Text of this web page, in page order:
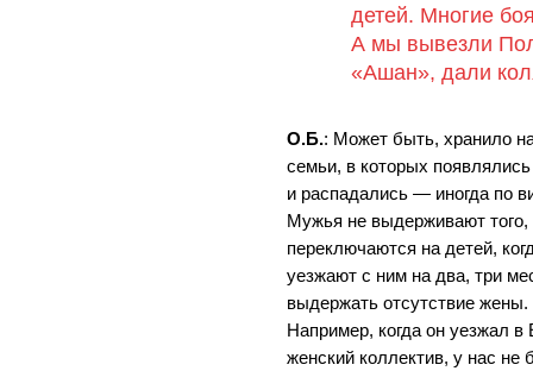
детей. Многие
А мы вывезли
«Ашан», дали
О.Б.: Может быть, хранило
семьи, в которых
и распадались — иногда по
Мужья не выдерживают
переключаются на детей,
уезжают с ним на два, три
выдержать отсутствие
Например, когда он уезжал
женский коллектив, у нас